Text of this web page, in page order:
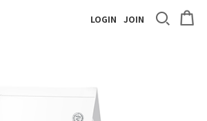
LOGIN JOIN